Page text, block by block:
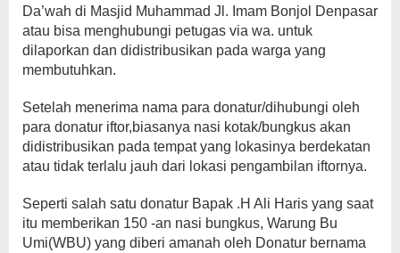
Da’wah di Masjid Muhammad Jl. Imam Bonjol Denpasar
atau bisa menghubungi petugas via wa. untuk
dilaporkan dan didistribusikan pada warga yang
membutuhkan.
Setelah menerima nama para donatur/dihubungi oleh
para donatur iftor,biasanya nasi kotak/bungkus akan
didistribusikan pada tempat yang lokasinya berdekatan
atau tidak terlalu jauh dari lokasi pengambilan iftornya.
Seperti salah satu donatur Bapak .H Ali Haris yang saat
itu memberikan 150 -an nasi bungkus, Warung Bu
Umi(WBU) yang diberi amanah oleh Donatur bernama